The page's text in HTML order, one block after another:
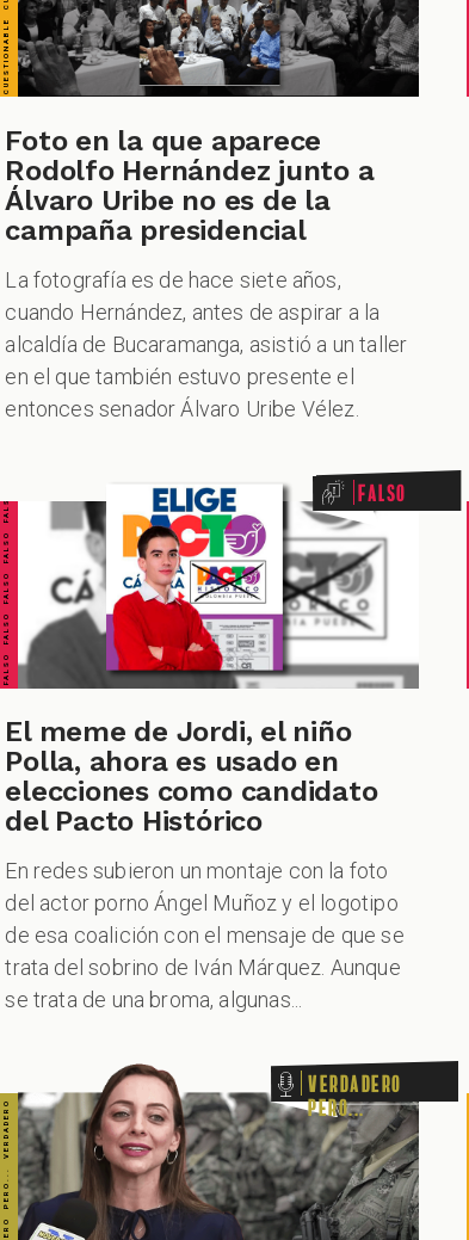
Foto en la que aparece
Rodolfo Hernández junto a
Álvaro Uribe no es de la
campaña presidencial
La fotografía es de hace siete años,
cuando Hernández, antes de aspirar a la
alcaldía de Bucaramanga, asistió a un taller
en el que también estuvo presente el
entonces senador Álvaro Uribe Vélez.
FALSO FALSO FALSO FALSO FALSO FALSO FALSO Falso
El meme de Jordi, el niño
Polla, ahora es usado en
elecciones como candidato
del Pacto Histórico
En redes subieron un montaje con la foto
del actor porno Ángel Muñoz y el logotipo
de esa coalición con el mensaje de que se
trata del sobrino de Iván Márquez. Aunque
se trata de una broma, algunas...
VERDADERO PERO... VERDADERO PERO... VERDADERO PERO... VERDADERO PERO... VERDADERO PERO... VERDADERO PERO... VERDADERO PERO...
Verdadero
pero...